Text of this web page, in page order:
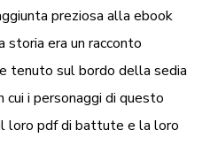
preziosa alla ebook
era un racconto
tenuto sul bordo della sedia
cui i personaggi di questo
loro pdf di battute e la loro